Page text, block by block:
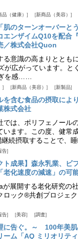
品（健康） 新商品（美容）
肌のターンオーバーと
エンザイムQ10を配
／株式会社Quon
る意識の高まりととも
が広がっています。と
を感……
新商品（美容） 新製品
を含む食品の摂取によ
株式会社
では、ポリフェノール
います。この度、健常
続摂取することで、
告
ト成果】森永乳業、
老化速度の減速」の可
が展開する老化研究の
ロック®共創プロジェ
告 美容 調査
に告ぐ。～ 100年美
ーム「AQ ミリオリテ